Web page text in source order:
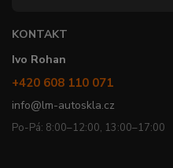
KONTAKT
Ivo Rohan
+420 608 110 071
info@lm-autoskla.cz
Po-Pá: 8:00–12:00, 13:00–17:00